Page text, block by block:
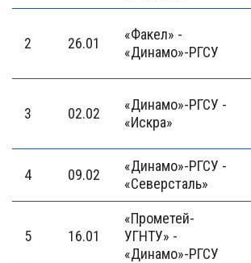
2 26.01
«Факел» -
«Динамо»-РГСУ
3 02.02
«Динамо»-РГСУ -
«Искра»
4 09.02
«Динамо»-РГСУ -
«Северсталь»
5 16.01
«Прометей-
УГНТУ» -
«Динамо»-РГСУ